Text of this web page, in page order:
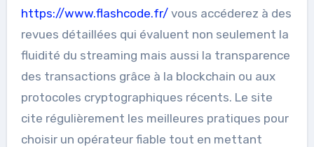
https://www.flashcode.fr/vous accéderez à des
revues détaillées qui évaluent non seulement la
fluidité du streaming mais aussi la transparence
des transactions grâce à la blockchain ou aux
protocoles cryptographiques récents. Le site
cite régulièrement les meilleures pratiques pour
choisir un opérateur fiable tout en mettant